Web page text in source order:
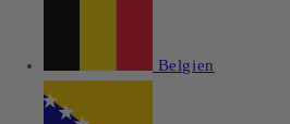
Belgien